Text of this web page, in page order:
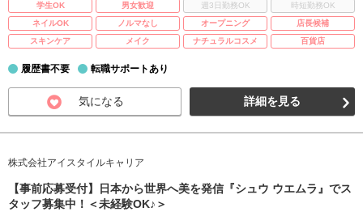
学生OK
男女歓迎 週3日勤務OK
時短勤務OK
ネイルOK
ノルマなし オープニング
店長候補
スキンケア
メイク ナチュラルコスメ 百貨店
履歴書不要 転職サポートあり
気になる 詳細を見る
株式会社アイスタイルキャリア
【事前応募受付】日本から世界へ美を発信『シュウ ウエムラ』でス
タッフ募集中！＜未経験OK♪＞